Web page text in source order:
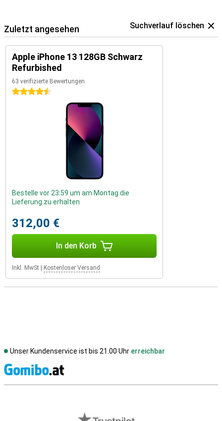
Zuletzt angesehen Suchverlauf löschen
Apple iPhone 13 128GB Schwarz
Refurbished
63 verifizierte Bewertungen
4.5 Sterne
Bestelle vor 23:59 um am Montag die
Lieferung zu erhalten
312,00 €
In den Korb
Inkl. MwSt Kostenloser Versand
Unser Kundenservice ist bis 21.00 Uhr erreichbar